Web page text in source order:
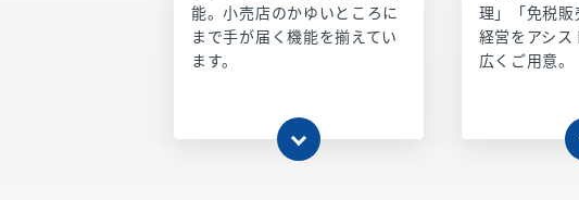
能。小売店のかゆいところに
まで手が届く機能を揃えてい
ます。
理」「免税
経営をアシ
広くご用意。